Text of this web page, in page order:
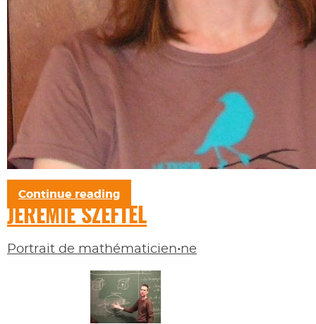
Continue reading
JÉRÉMIE SZEFTEL
Portrait de mathématicien•ne